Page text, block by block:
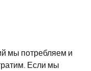
Если мы